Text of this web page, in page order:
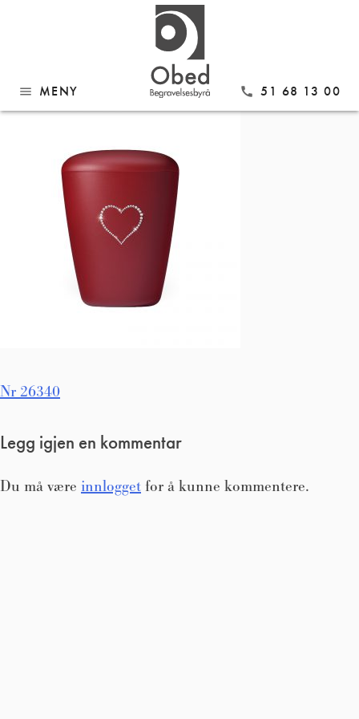
menu MENY call 51 68 13 00
Innleggsnavigasjon
Nr 26340
Legg igjen en kommentar
Du må være innlogget for å kunne kommentere.